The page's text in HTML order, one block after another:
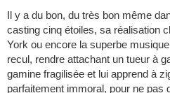
Il y a du bon, du très bon même
casting cinq étoiles, sa réalisation
York ou encore la superbe
recul, rendre attachant un tueur à
gamine fragilisée et lui apprend à
parfaitement immoral, pour ne pas